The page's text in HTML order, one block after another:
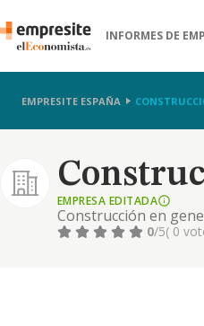
INFORMES DE
EMPRESITE ESPAÑA
EMPRESA EDITADA
Construcción en
0/5( 0